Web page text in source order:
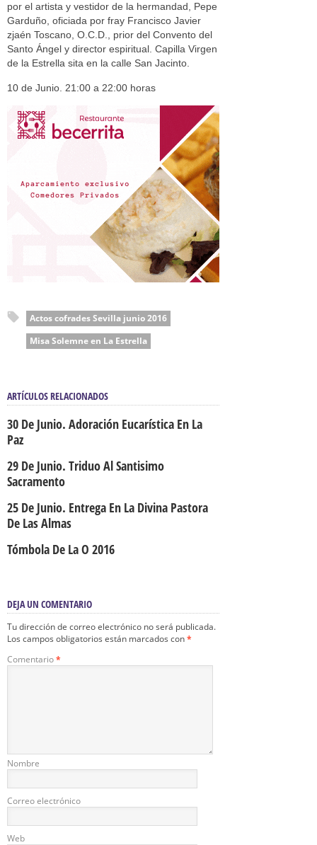
por el artista y vestidor de la hermandad, Pepe
Garduño, oficiada por fray Francisco Javier
zjaén Toscano, O.C.D., prior del Convento del
Santo Ángel y director espiritual. Capilla Virgen
de la Estrella sita en la calle San Jacinto.
10 de Junio. 21:00 a 22:00 horas
Actos cofrades Sevilla junio 2016
Misa Solemne en La Estrella
ARTÍCULOS RELACIONADOS
30 De Junio. Adoración Eucarística En La
Paz
29 De Junio. Triduo Al Santisimo
Sacramento
25 De Junio. Entrega En La Divina Pastora
De Las Almas
Tómbola De La O 2016
DEJA UN COMENTARIO
Tu dirección de correo electrónico no será publicada.
Los campos obligatorios están marcados con*
Comentario*
Nombre
Correo electrónico
Web